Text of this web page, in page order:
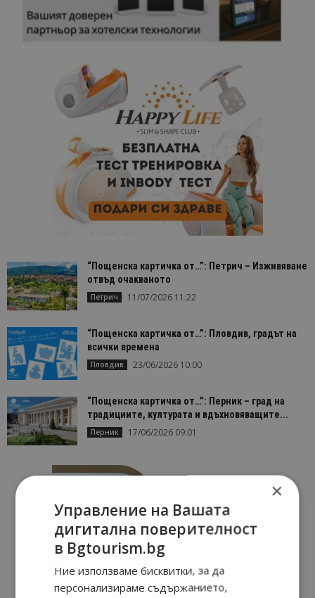
“Пощенска картичка от…”: Петрич – Изживяване
отвъд очакваното
Петрич 11/07/2026 11:22
“Пощенска картичка от…”: Пловдив, градът на
всички времена
Пловдив 23/06/2026 10:00
“Пощенска картичка от…”: Перник – град на
традициите, културата и вдъхновяващите...
Перник 17/06/2026 09:01
×
Управление на Вашата
дигитална поверителност
в Bgtourism.bg
Ние използваме бисквитки, за да
персонализираме съдържанието,